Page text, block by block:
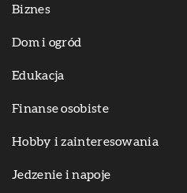
Biznes
Dom i ogród
Edukacja
Finanse osobiste
Hobby i zainteresowania
Jedzenie i napoje